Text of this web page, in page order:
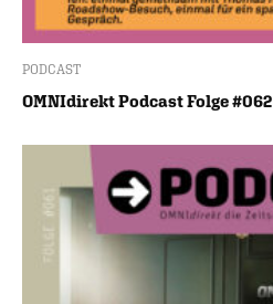
PODCAST
OMNIdirekt Podcast Folge #062